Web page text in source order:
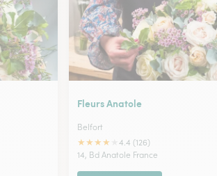
Fleurs Anatole
Belfort
★★★★
4.4 (126)
14, Bd Anatole France